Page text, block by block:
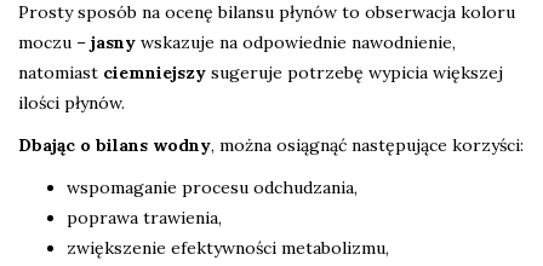
Prosty sposób na ocenę bilansu płynów to obserwacja koloru
moczu – jasny wskazuje na odpowiednie nawodnienie,
natomiast ciemniejszy sugeruje potrzebę wypicia większej
ilości płynów.
Dbając o bilans wodny, można osiągnąć następujące korzyści:
wspomaganie procesu odchudzania,
poprawa trawienia,
zwiększenie efektywności metabolizmu,